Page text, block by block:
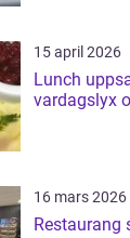
15 april 2026
Lunch uppsala
vardagslyx
16 mars 2026
Restaurang särna god